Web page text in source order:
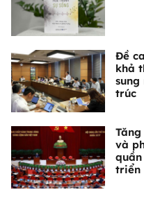
Đề
khả
sung
trúc
và
triển